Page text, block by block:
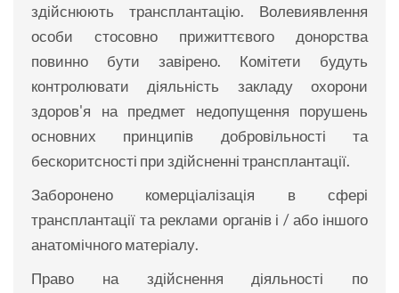
здійснюють трансплантацію. Волевиявлення
особи стосовно прижиттєвого донорства
повинно бути завірено. Комітети будуть
контролювати діяльність закладу охорони
здоров'я на предмет недопущення порушень
основних принципів добровільності та
бескоритсності при здійсненні трансплантації.
Заборонено комерціалізація в сфері
трансплантації та реклами органів і / або іншого
анатомічного матеріалу.
Право на здійснення діяльності по